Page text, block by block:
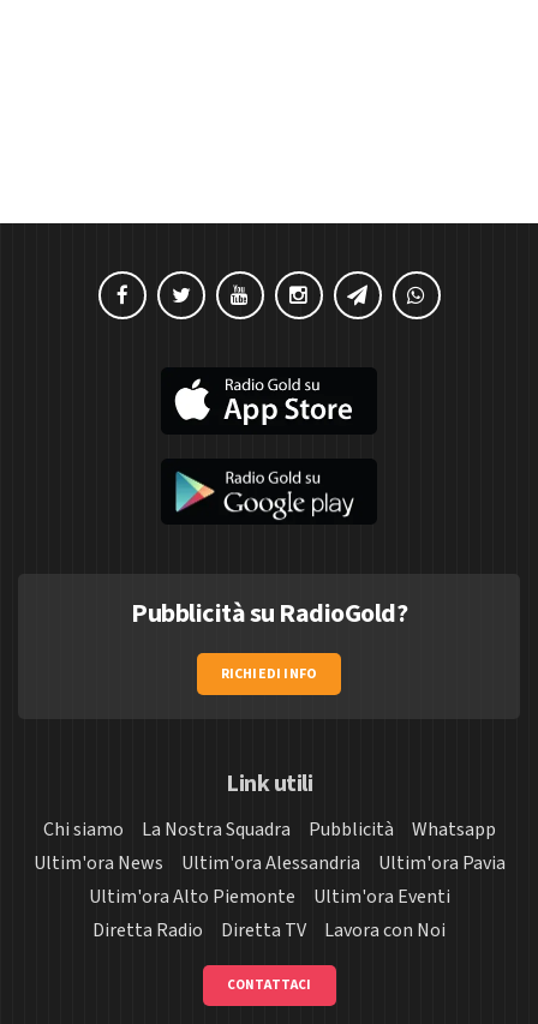
Pubblicità su RadioGold?
RICHIEDI INFO
Link utili
Chi siamo La Nostra Squadra Pubblicità
Whatsapp
Ultim'ora News
Ultim'ora Alessandria
Ultim'ora Pavia
Ultim'ora Alto Piemonte
Ultim'ora Eventi
Diretta Radio
Diretta TV Lavora con Noi
CONTATTACI